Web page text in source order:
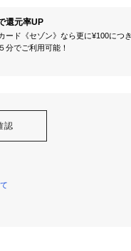
還元率UP
ード《セゾン》なら更に¥100につ
分でご利用可能！
認